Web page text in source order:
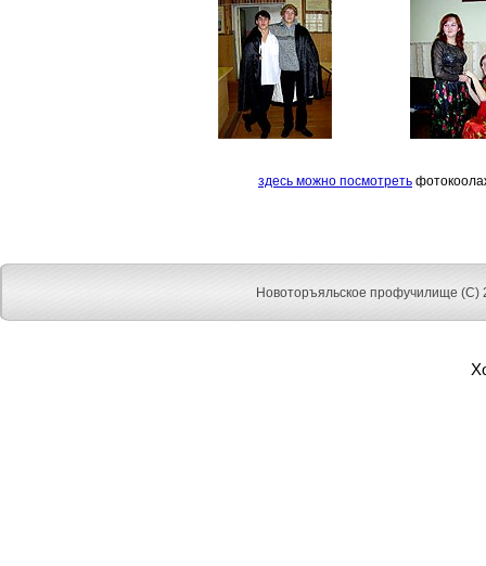
здесь можно посмотреть
Новоторъяльское профучилище